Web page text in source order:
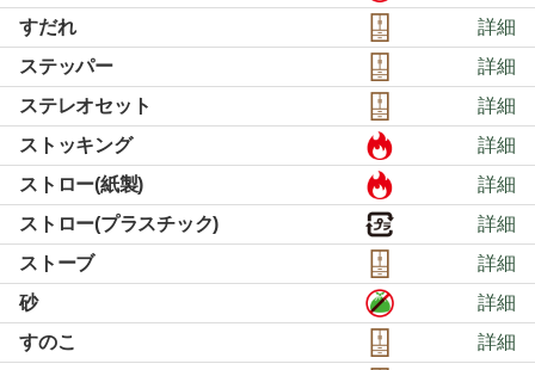
すだれ
詳細
ステッパー
詳細
ステレオセット
詳細
ストッキング
詳細
ストロー(紙製)
詳細
ストロー(プラスチック)
詳細
ストーブ
詳細
砂
詳細
すのこ
詳細